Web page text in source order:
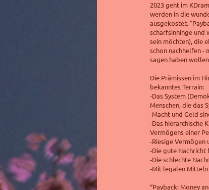
2023 geht im
werden in die
ausgekostet.
scharfsinninge und
sein möchten), die
schon nachhelfen -
sagen haben
Die Prämissen im
bekanntes Terrain:
-Das System
Menschen, die das
-Macht und Geld
-Das hierarchische
Vermögens einer
-Riesige Vermögen
-Die gute Nachricht
-Die schlechte
-Mit legalen Mitteln
“Payback: Money